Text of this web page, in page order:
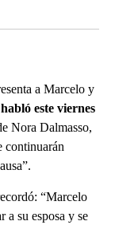
a Marcelo y
este viernes
Nora Dalmasso,
continuarán
“Marcelo
a su esposa y se